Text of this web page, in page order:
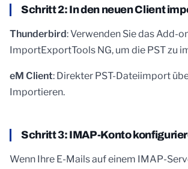
Schritt 2: In den neuen Client
Thunderbird: Verwenden Sie das Add-
ImportExportTools NG, um die PST zu
eM Client: Direkter PST-Dateiimport
Importieren.
Schritt 3: IMAP-Konto
Wenn Ihre E-Mails auf einem IMAP-